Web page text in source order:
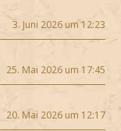
3. Juni 2026 um 12:23
25. Mai 2026 um 17:45
20. Mai 2026 um 12:17